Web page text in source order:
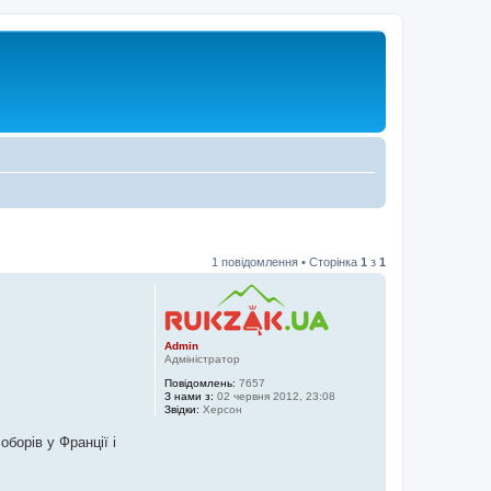
1 повідомлення • Сторінка 1 з 1
Admin
Адміністратор
Повідомлень: 7657
З нами з: 02 червня 2012, 23:08
Звідки: Херсон
у Франції і